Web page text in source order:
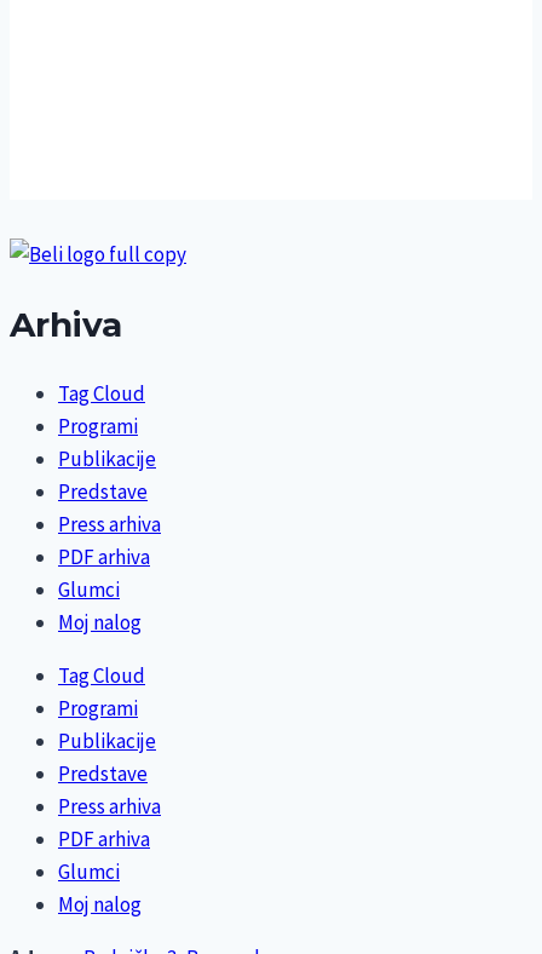
Arhiva
Tag Cloud
Programi
Publikacije
Predstave
Press arhiva
PDF arhiva
Glumci
Moj nalog
Tag Cloud
Programi
Publikacije
Predstave
Press arhiva
PDF arhiva
Glumci
Moj nalog